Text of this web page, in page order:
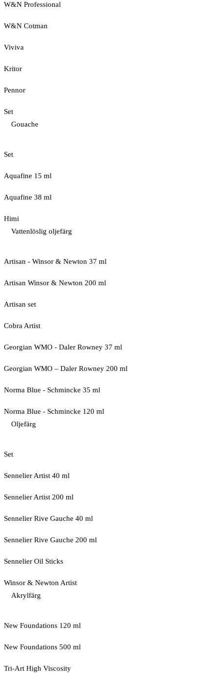
W&N Professional
W&N Cotman
Viviva
Kritor
Pennor
Set
Gouache
Set
Aquafine 15 ml
Aquafine 38 ml
Himi
Vattenlöslig oljefärg
Artisan - Winsor & Newton 37 ml
Artisan Winsor & Newton 200 ml
Artisan set
Cobra Artist
Georgian WMO - Daler Rowney 37 ml
Georgian WMO – Daler Rowney 200 ml
Norma Blue - Schmincke 35 ml
Norma Blue - Schmincke 120 ml
Oljefärg
Set
Sennelier Artist 40 ml
Sennelier Artist 200 ml
Sennelier Rive Gauche 40 ml
Sennelier Rive Gauche 200 ml
Sennelier Oil Sticks
Winsor & Newton Artist
Akrylfärg
New Foundations 120 ml
New Foundations 500 ml
Tri-Art High Viscosity